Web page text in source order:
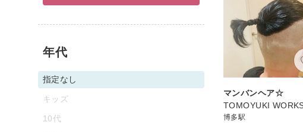
マンバンヘア☆
TOMOYUKI
博多駅
年代
指定なし
キッズ
10代